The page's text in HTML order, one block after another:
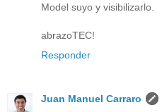
Model suyo y visibilizarlo.
abrazoTEC!
Responder
Juan Manuel Carraro